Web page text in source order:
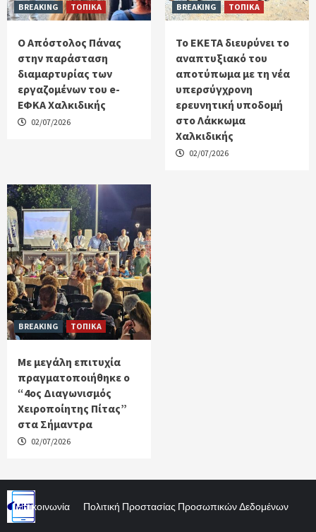
BREAKING ΤΟΠΙΚΑ
Ο Απόστολος Πάνας
στην παράσταση
διαμαρτυρίας των
εργαζομένων του e-
ΕΦΚΑ Χαλκιδικής
02/07/2026
BREAKING ΤΟΠΙΚΑ
Το ΕΚΕΤΑ διευρύνει το
αναπτυξιακό του
αποτύπωμα με τη νέα
υπερσύγχρονη
ερευνητική υποδομή
στο Λάκκωμα
Χαλκιδικής
02/07/2026
BREAKING ΤΟΠΙΚΑ
Με μεγάλη επιτυχία
πραγματοποιήθηκε ο
“4ος Διαγωνισμός
Χειροποίητης Πίτας”
στα Σήμαντρα
02/07/2026
Επικοινωνία Πολιτική Προστασίας Προσωπικών Δεδομένων